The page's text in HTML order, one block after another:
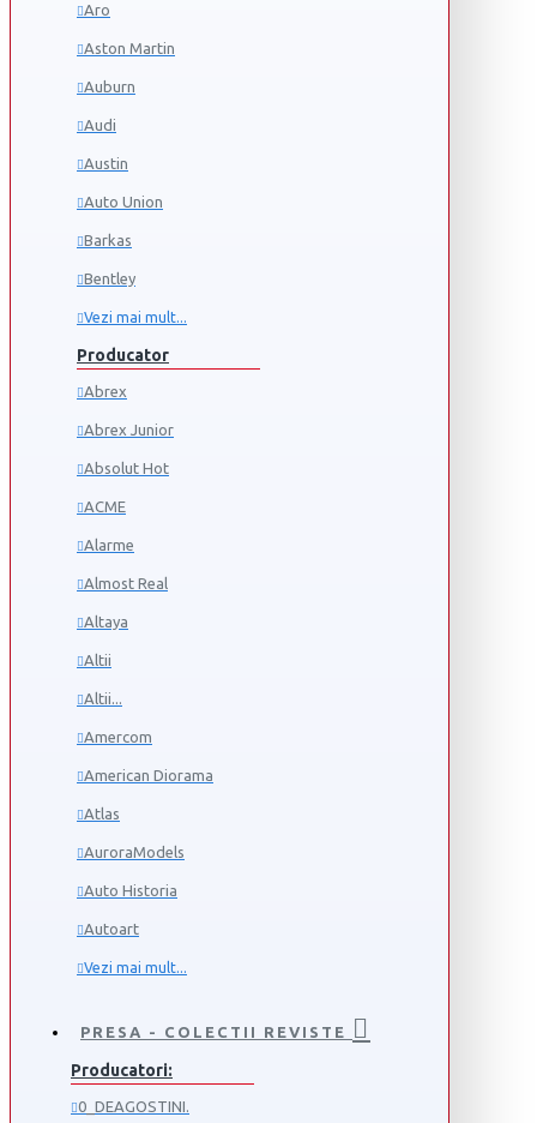
Aro
Aston Martin
Auburn
Audi
Austin
Auto Union
Barkas
Bentley
Vezi mai mult...
Producator
Abrex
Abrex Junior
Absolut Hot
ACME
Alarme
Almost Real
Altaya
Altii
Altii...
Amercom
American Diorama
Atlas
AuroraModels
Auto Historia
Autoart
Vezi mai mult...
PRESA - COLECTII REVISTE
Producatori:
0_DEAGOSTINI.